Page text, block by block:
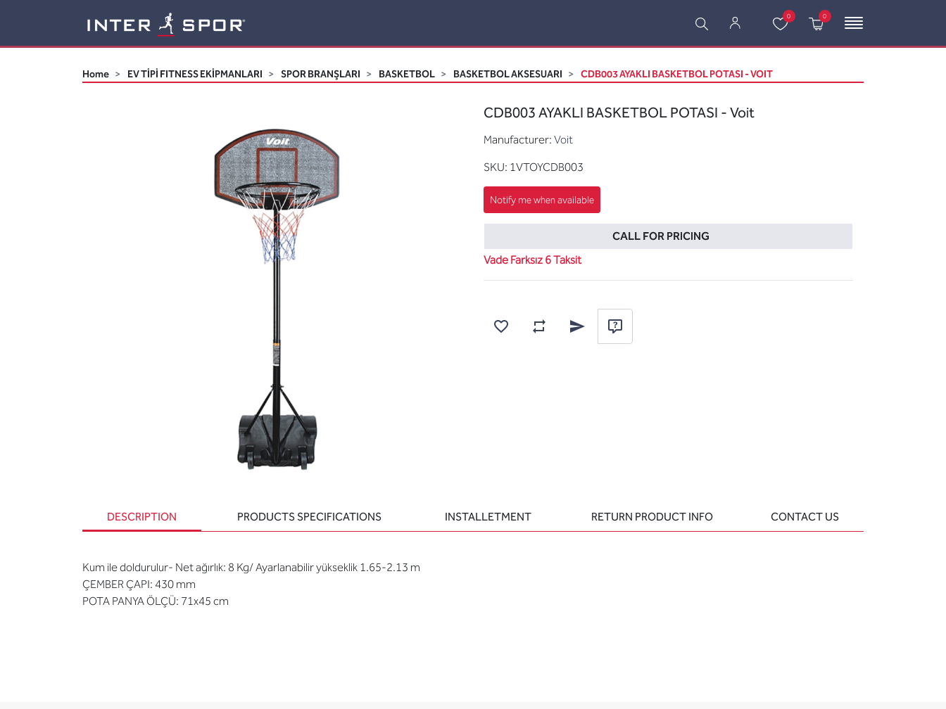
0 0
Home EV TİPİ FITNESS EKİPMANLARI SPOR BRANŞLARI BASKETBOL BASKETBOL AKSESUARI CDB003 AYAKLI BASKETBOL POTASI - VOIT
CDB003 AYAKLI BASKETBOL POTASI - Voit
Manufacturer: Voit
SKU: 1VTOYCDB003
CALL FOR PRICING
Vade Farksız 6 Taksit
Add to wishlistAdd to compare list
Email a friendAsk question
DESCRIPTION PRODUCTS SPECIFICATIONS INSTALLETMENT RETURN PRODUCT INFO CONTACT US
Kum ile doldurulur- Net ağırlık: 8 Kg/ Ayarlanabilir yükseklik 1.65-2.13 m
ÇEMBER ÇAPI: 430 mm
POTA PANYA ÖLÇÜ: 71x45 cm